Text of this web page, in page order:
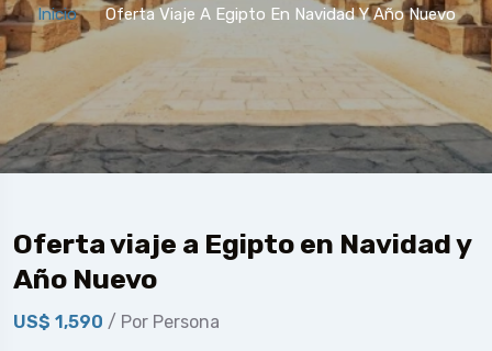
Inicio Oferta Viaje A Egipto En Navidad Y Año Nuevo
Oferta viaje a Egipto en Navidad y
Año Nuevo
US$ 1,590 / Por Persona